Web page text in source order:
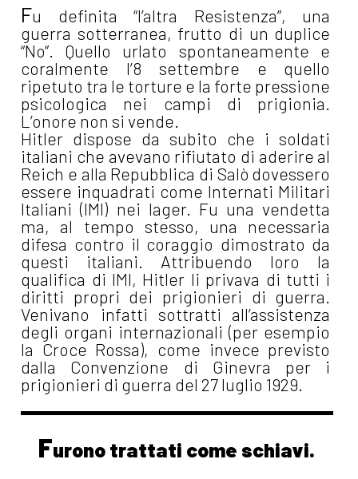
Fu definita “l’altra Resistenza”, una
guerra sotterranea, frutto di un duplice
“No”. Quello urlato spontaneamente e
coralmente l’8 settembre e quello
ripetuto tra le torture e la forte pressione
psicologica nei campi di prigionia.
L’onore non si vende.
Hitler dispose da subito che i soldati
italiani che avevano rifiutato di aderire al
Reich e alla Repubblica di Salò dovessero
essere inquadrati come Internati Militari
Italiani (IMI) nei lager. Fu una vendetta
ma, al tempo stesso, una necessaria
difesa contro il coraggio dimostrato da
questi italiani. Attribuendo loro la
qualifica di IMI, Hitler li privava di tutti i
diritti propri dei prigionieri di guerra.
Venivano infatti sottratti all’assistenza
degli organi internazionali (per esempio
la Croce Rossa), come invece previsto
dalla Convenzione di Ginevra per i
prigionieri di guerra del 27 luglio 1929.
Furono trattati come schiavi.